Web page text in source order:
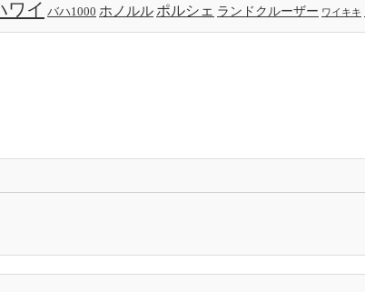
ワイ バハ1000 ホノルル ポルシェ ランドクルーザー ワイキキ